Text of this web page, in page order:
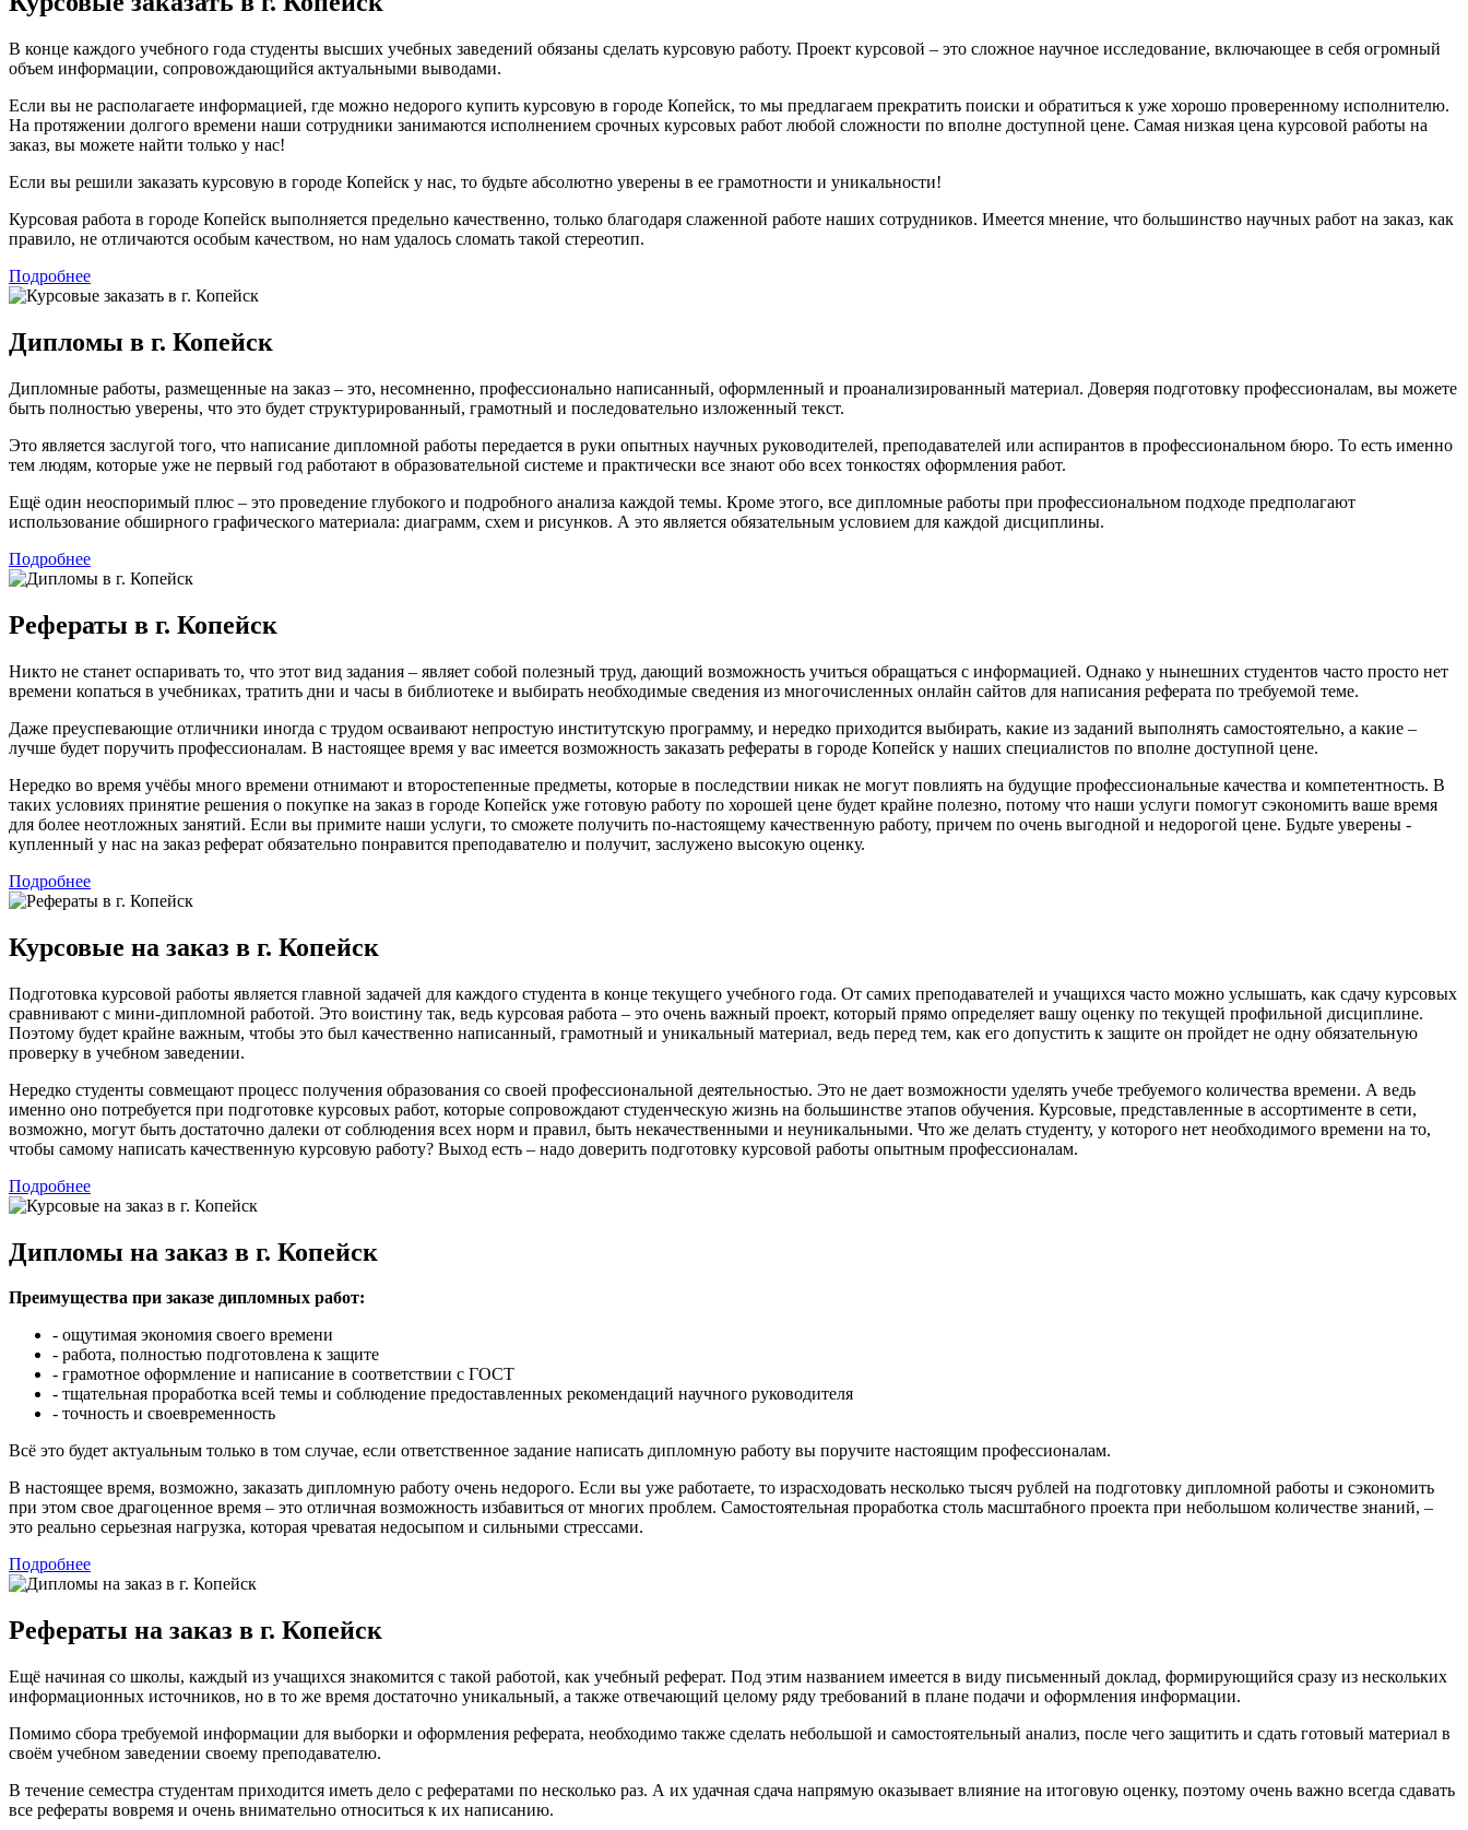
В конце каждого учебного года студенты высших учебных заведений обязаны сделать курсовую работу. Проект курсовой – это сложное научное исследование, включающее в себя огромный
объем информации, сопровождающийся актуальными выводами.
Если вы не располагаете информацией, где можно недорого купить курсовую в городе Копейск, то мы предлагаем прекратить поиски и обратиться к уже хорошо проверенному исполнителю.
На протяжении долгого времени наши сотрудники занимаются исполнением срочных курсовых работ любой сложности по вполне доступной цене. Самая низкая цена курсовой работы на
заказ, вы можете найти только у нас!
Если вы решили заказать курсовую в городе Копейск у нас, то будьте абсолютно уверены в ее грамотности и уникальности!
Курсовая работа в городе Копейск выполняется предельно качественно, только благодаря слаженной работе наших сотрудников. Имеется мнение, что большинство научных работ на заказ, как
правило, не отличаются особым качеством, но нам удалось сломать такой стереотип.
Подробнее
Дипломы в г. Копейск
Дипломные работы, размещенные на заказ – это, несомненно, профессионально написанный, оформленный и проанализированный материал. Доверяя подготовку профессионалам, вы можете
быть полностью уверены, что это будет структурированный, грамотный и последовательно изложенный текст.
Это является заслугой того, что написание дипломной работы передается в руки опытных научных руководителей, преподавателей или аспирантов в профессиональном бюро. То есть именно
тем людям, которые уже не первый год работают в образовательной системе и практически все знают обо всех тонкостях оформления работ.
Ещё один неоспоримый плюс – это проведение глубокого и подробного анализа каждой темы. Кроме этого, все дипломные работы при профессиональном подходе предполагают
использование обширного графического материала: диаграмм, схем и рисунков. А это является обязательным условием для каждой дисциплины.
Подробнее
Рефераты в г. Копейск
Никто не станет оспаривать то, что этот вид задания – являет собой полезный труд, дающий возможность учиться обращаться с информацией. Однако у нынешних студентов часто просто нет
времени копаться в учебниках, тратить дни и часы в библиотеке и выбирать необходимые сведения из многочисленных онлайн сайтов для написания реферата по требуемой теме.
Даже преуспевающие отличники иногда с трудом осваивают непростую институтскую программу, и нередко приходится выбирать, какие из заданий выполнять самостоятельно, а какие –
лучше будет поручить профессионалам. В настоящее время у вас имеется возможность заказать рефераты в городе Копейск у наших специалистов по вполне доступной цене.
Нередко во время учёбы много времени отнимают и второстепенные предметы, которые в последствии никак не могут повлиять на будущие профессиональные качества и компетентность. В
таких условиях принятие решения о покупке на заказ в городе Копейск уже готовую работу по хорошей цене будет крайне полезно, потому что наши услуги помогут сэкономить ваше время
для более неотложных занятий. Если вы примите наши услуги, то сможете получить по-настоящему качественную работу, причем по очень выгодной и недорогой цене. Будьте уверены -
купленный у нас на заказ реферат обязательно понравится преподавателю и получит, заслужено высокую оценку.
Подробнее
Курсовые на заказ в г. Копейск
Подготовка курсовой работы является главной задачей для каждого студента в конце текущего учебного года. От самих преподавателей и учащихся часто можно услышать, как сдачу курсовых
сравнивают с мини-дипломной работой. Это воистину так, ведь курсовая работа – это очень важный проект, который прямо определяет вашу оценку по текущей профильной дисциплине.
Поэтому будет крайне важным, чтобы это был качественно написанный, грамотный и уникальный материал, ведь перед тем, как его допустить к защите он пройдет не одну обязательную
проверку в учебном заведении.
Нередко студенты совмещают процесс получения образования со своей профессиональной деятельностью. Это не дает возможности уделять учебе требуемого количества времени. А ведь
именно оно потребуется при подготовке курсовых работ, которые сопровождают студенческую жизнь на большинстве этапов обучения. Курсовые, представленные в ассортименте в сети,
возможно, могут быть достаточно далеки от соблюдения всех норм и правил, быть некачественными и неуникальными. Что же делать студенту, у которого нет необходимого времени на то,
чтобы самому написать качественную курсовую работу? Выход есть – надо доверить подготовку курсовой работы опытным профессионалам.
Подробнее
Дипломы на заказ в г. Копейск
Преимущества при заказе дипломных работ:
- ощутимая экономия своего времени
- работа, полностью подготовлена к защите
- грамотное оформление и написание в соответствии с ГОСТ
- тщательная проработка всей темы и соблюдение предоставленных рекомендаций научного руководителя
- точность и своевременность
Всё это будет актуальным только в том случае, если ответственное задание написать дипломную работу вы поручите настоящим профессионалам.
В настоящее время, возможно, заказать дипломную работу очень недорого. Если вы уже работаете, то израсходовать несколько тысяч рублей на подготовку дипломной работы и сэкономить
при этом свое драгоценное время – это отличная возможность избавиться от многих проблем. Самостоятельная проработка столь масштабного проекта при небольшом количестве знаний, –
это реально серьезная нагрузка, которая чреватая недосыпом и сильными стрессами.
Подробнее
Рефераты на заказ в г. Копейск
Ещё начиная со школы, каждый из учащихся знакомится с такой работой, как учебный реферат. Под этим названием имеется в виду письменный доклад, формирующийся сразу из нескольких
информационных источников, но в то же время достаточно уникальный, а также отвечающий целому ряду требований в плане подачи и оформления информации.
Помимо сбора требуемой информации для выборки и оформления реферата, необходимо также сделать небольшой и самостоятельный анализ, после чего защитить и сдать готовый материал в
своём учебном заведении своему преподавателю.
В течение семестра студентам приходится иметь дело с рефератами по несколько раз. А их удачная сдача напрямую оказывает влияние на итоговую оценку, поэтому очень важно всегда сдавать
все рефераты вовремя и очень внимательно относиться к их написанию.